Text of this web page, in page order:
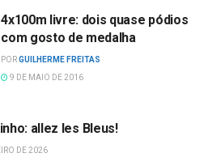
4x100m livre: dois quase pódios
com gosto de medalha
PORGUILHERME FREITAS
9 DE MAIO DE 2016
allez les Bleus!
DE 2026